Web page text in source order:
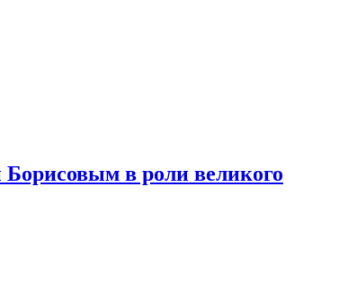
в роли великого